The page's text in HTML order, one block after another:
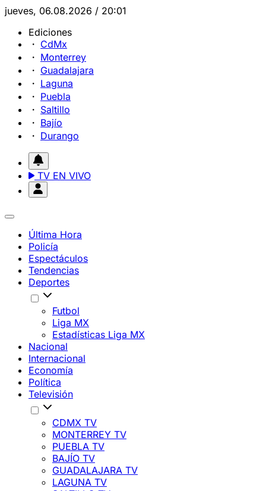
jueves, 06.08.2026 / 20:01
Ediciones
CdMx
Monterrey
Guadalajara
Laguna
Puebla
Saltillo
Bajío
Durango
TV EN VIVO
Última Hora
Policía
Espectáculos
Tendencias
Deportes
Futbol
Liga MX
Estadísticas Liga MX
Nacional
Internacional
Economía
Política
Televisión
CDMX TV
MONTERREY TV
PUEBLA TV
BAJÍO TV
GUADALAJARA TV
LAGUNA TV